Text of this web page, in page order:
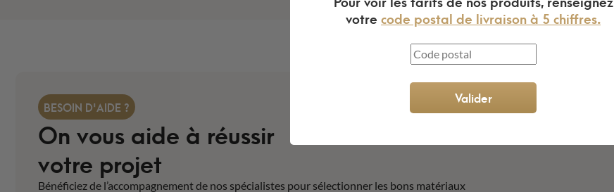
BESOIN D'AIDE ?
On vous aide à réussir
votre projet
Bénéficiez de l’accompagnement de nos spécialistes pour sélectionner les bons matériaux
votre code postal de livraison à 5 chiffres.
Valider